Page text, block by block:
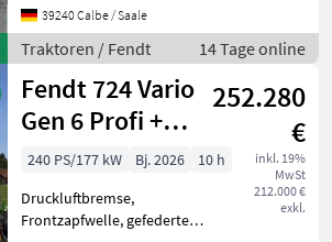
39240 Calbe / Saale
Traktoren / Fendt 14 Tage online
Fendt 724 Vario
Gen 6 Profi +
Setting 2
252.280
€
inkl. 19%
MwSt
212.000 €
exkl.
240 PS/177 kW Bj. 2026
10 h
Druckluftbremse,
Frontzapfwelle, gefederte